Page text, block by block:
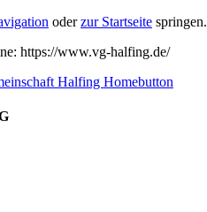
oderzur Startseite springen.
https://www.vg-halfing.de/